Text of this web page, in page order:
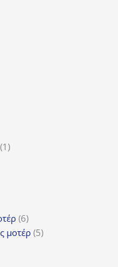
11
66
προϊόντα
μοτέρ 55